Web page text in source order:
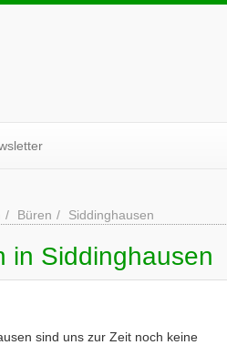
Büren Siddinghausen
in Siddinghausen
sind uns zur Zeit noch keine